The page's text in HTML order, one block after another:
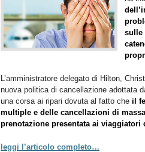
sulle
L’amministratore delegato di Hilton,
nuova politica di cancellazione adottata
una corsa ai ripari dovuta al fatto che il
multiple e delle cancellazioni di
prenotazione presentata ai viaggiatori
leggi l’articolo completo…